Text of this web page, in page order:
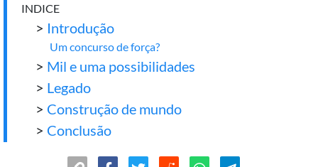
INDICE
> Introdução
Um concurso de força?
> Mil e uma possibilidades
> Legado
> Construção de mundo
> Conclusão